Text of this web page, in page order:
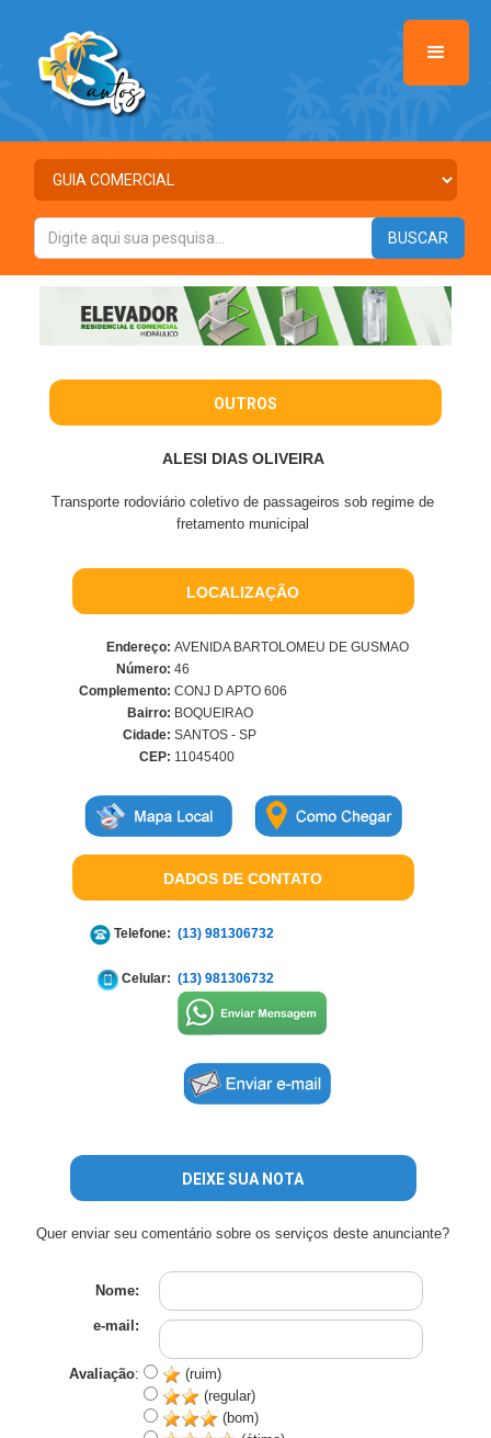
OUTROS
ALESI DIAS OLIVEIRA
Transporte rodoviário coletivo de passageiros sob regime de
fretamento municipal
LOCALIZAÇÃO
Endereço: AVENIDA BARTOLOMEU DE GUSMAO
Número: 46
Complemento: CONJ D APTO 606
Bairro: BOQUEIRAO
Cidade: SANTOS - SP
CEP: 11045400
DADOS DE CONTATO
Telefone: (13) 981306732
Celular: (13) 981306732
DEIXE SUA NOTA
Quer enviar seu comentário sobre os serviços deste anunciante?
Nome:
e-mail:
Avaliação:
(ruim)
(regular)
(bom)